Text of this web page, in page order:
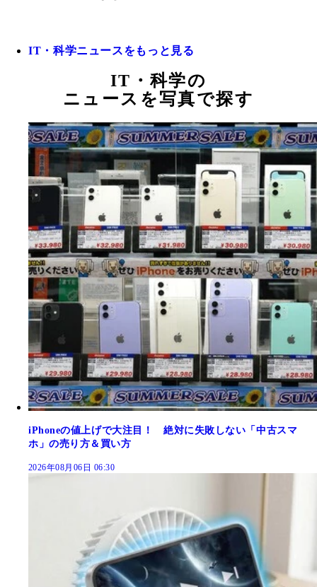
IT・科学ニュースをもっと見る
IT・科学の
ニュースを写真で探す
iPhoneの値上げで大注目！ 絶対に失敗しない「中古スマ
ホ」の売り方＆買い方
2026年08月06日 06:30